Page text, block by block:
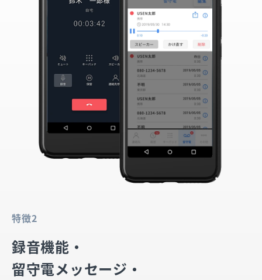
特徴2
録音機能・
留守電メッセージ・